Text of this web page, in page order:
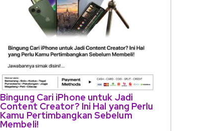
Bingung Cari iPhone untuk Jadi
Content Creator? Ini Hal yang Perlu
Kamu Pertimbangkan Sebelum
Membeli!